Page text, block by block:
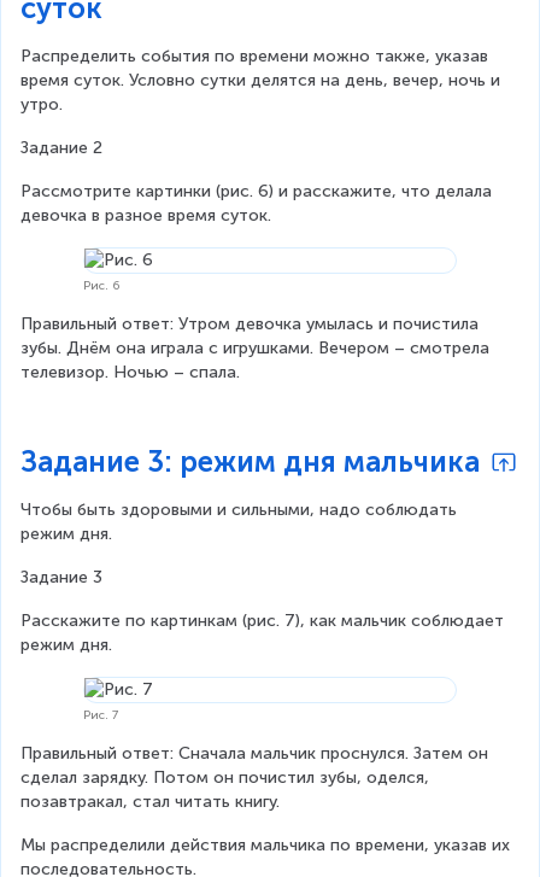
суток
Распределить события по времени можно также, указав
время суток. Условно сутки делятся на день, вечер, ночь и
утро.
Задание 2
Рассмотрите картинки (рис. 6) и расскажите, что делала
девочка в разное время суток.
Рис. 6
Правильный ответ: Утром девочка умылась и почистила
зубы. Днём она играла с игрушками. Вечером – смотрела
телевизор. Ночью – спала.
Задание 3: режим дня мальчика
Чтобы быть здоровыми и сильными, надо соблюдать
режим дня.
Задание 3
Расскажите по картинкам (рис. 7), как мальчик соблюдает
режим дня.
Рис. 7
Правильный ответ: Сначала мальчик проснулся. Затем он
сделал зарядку. Потом он почистил зубы, оделся,
позавтракал, стал читать книгу.
Мы распределили действия мальчика по времени, указав их
последовательность.